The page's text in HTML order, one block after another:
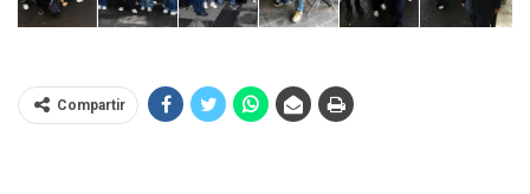
Compartir